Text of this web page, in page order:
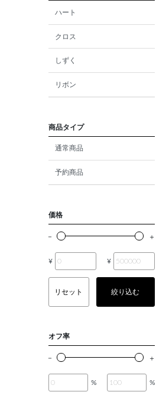
エメラルド
パール
ムーンストーン
サファイア
トルマリン
オパール
ハート
クロス
しずく
リボン
商品タイプ
通常商品
予約商品
価格
¥ ¥
リセット 絞り込む
オフ率
% %